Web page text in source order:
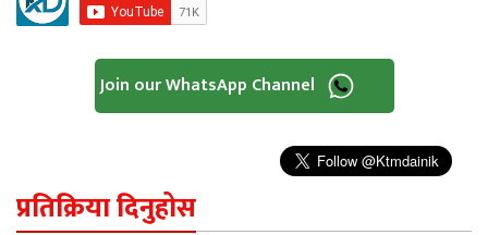
Join our WhatsApp Channel
प्रतिक्रिया दिनुहोस